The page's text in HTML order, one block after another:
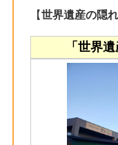
【世界遺産の隠
「世界